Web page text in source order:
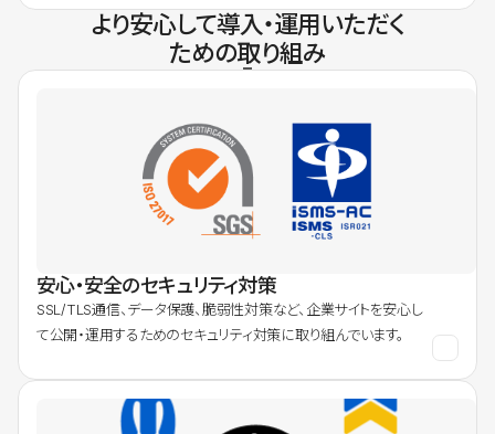
より安心して導入・運用いただく
ための取り組み
安心・安全のセキュリティ対策
SSL/TLS通信、データ保護、脆弱性対策など、企業サイトを安心し
て公開・運用するためのセキュリティ対策に取り組んでいます。